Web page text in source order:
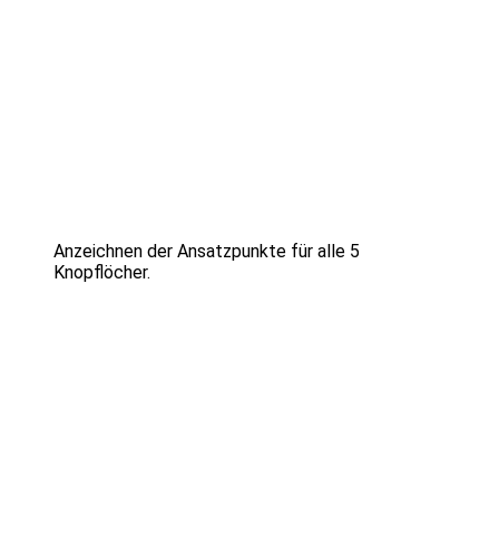
Anzeichnen der Ansatzpunkte für alle 5
Knopflöcher.